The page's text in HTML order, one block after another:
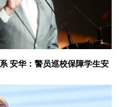
安华：警员巡校保障学生安